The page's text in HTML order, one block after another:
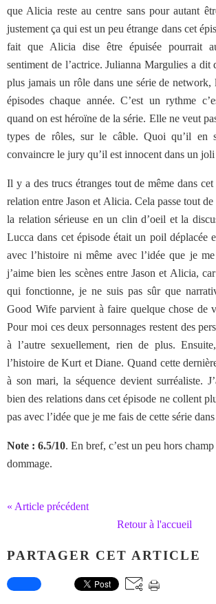
que Alicia reste au centre sans pour autant
justement ça qui est un peu étrange dans cet
fait que Alicia dise être épuisée pourrait
sentiment de l’actrice. Julianna Margulies a dit
plus jamais un rôle dans une série de
épisodes chaque année. C’est un rythme
quand on est héroïne de la série. Elle ne veut
types de rôles, sur le câble. Quoi qu’il en
convaincre le jury qu’il est innocent dans un
Il y a des trucs étranges tout de même dans
relation entre Jason et Alicia. Cela passe tout
la relation sérieuse en un clin d’oeil et la
Lucca dans cet épisode était un poil déplacée
avec l’histoire ni même avec l’idée que je
j’aime bien les scènes entre Jason et Alicia,
qui fonctionne, je ne suis pas sûr que
Good Wife parvient à faire quelque chose de
Pour moi ces deux personnages restent des
à l’autre sexuellement, rien de plus.
l’histoire de Kurt et Diane. Quand cette
à son mari, la séquence devient surréaliste.
bien des relations dans cet épisode ne collent
pas avec l’idée que je me fais de cette série
Note : 6.5/10. En bref, c’est un peu hors
dommage.
« Article précédent
Retour à l'accueil
PARTAGER CET ARTICLE